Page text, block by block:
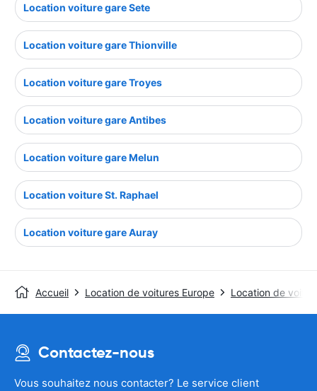
Location voiture gare Sete
Location voiture gare Thionville
Location voiture gare Troyes
Location voiture gare Antibes
Location voiture gare Melun
Location voiture St. Raphael
Location voiture gare Auray
Accueil Location de voitures Europe Location de
Contactez-nous
Vous souhaitez nous contacter? Le service client